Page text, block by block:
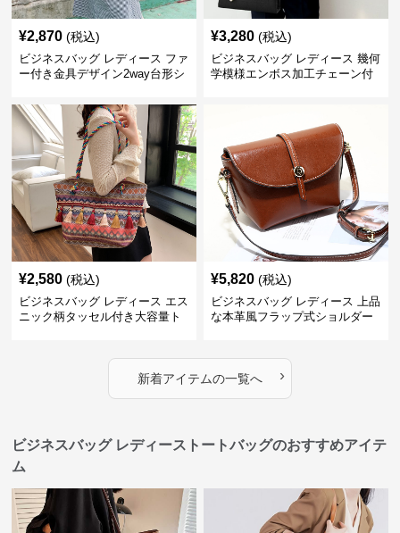
¥2,870 (税込)
ビジネスバッグ レディース ファ
ー付き金具デザイン2way台形シ
¥3,280 (税込)
ビジネスバッグ レディース 幾何
学模様エンボス加工チェーン付
¥2,580 (税込)
ビジネスバッグ レディース エス
ニック柄タッセル付き大容量ト
¥5,820 (税込)
ビジネスバッグ レディース 上品
な本革風フラップ式ショルダー
新着アイテムの一覧へ ›
ビジネスバッグ レディーストートバッグのおすすめアイテ
ム